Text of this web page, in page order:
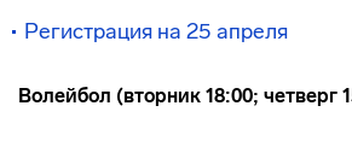
Регистрация на 25 апреля
Волейбол (вторник 18:00; четверг